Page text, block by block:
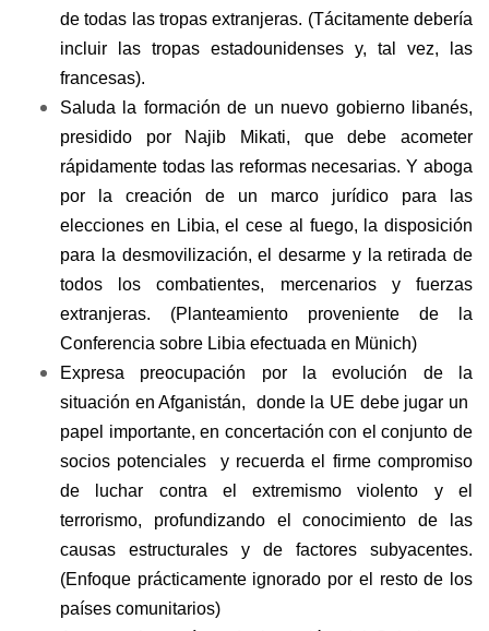
de todas las tropas extranjeras. (Tácitamente debería
incluir las tropas estadounidenses y, tal vez, las
francesas).
Saluda la formación de un nuevo gobierno libanés,
presidido por Najib Mikati, que debe acometer
rápidamente todas las reformas necesarias. Y aboga
por la creación de un marco jurídico para las
elecciones en Libia, el cese al fuego, la disposición
para la desmovilización, el desarme y la retirada de
todos los combatientes, mercenarios y fuerzas
extranjeras. (Planteamiento proveniente de la
Conferencia sobre Libia efectuada en Münich)
Expresa preocupación por la evolución de la
situación en Afganistán, donde la UE debe jugar un
papel importante, en concertación con el conjunto de
socios potenciales y recuerda el firme compromiso
de luchar contra el extremismo violento y el
terrorismo, profundizando el conocimiento de las
causas estructurales y de factores subyacentes.
(Enfoque prácticamente ignorado por el resto de los
países comunitarios)